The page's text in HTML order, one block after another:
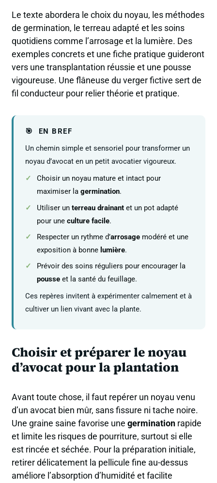
Le texte abordera le choix du noyau, les méthodes
de germination, le terreau adapté et les soins
quotidiens comme l’arrosage et la lumière. Des
exemples concrets et une fiche pratique guideront
vers une transplantation réussie et une pousse
vigoureuse. Une flâneuse du verger fictive sert de
fil conducteur pour relier théorie et pratique.
EN BREF
Un chemin simple et sensoriel pour transformer un
noyau d’avocat en un petit avocatier vigoureux.
Choisir un noyau mature et intact pour
maximiser la germination.
Utiliser un terreau drainant et un pot adapté
pour une culture facile.
Respecter un rythme d’arrosage modéré et une
exposition à bonne lumière.
Prévoir des soins réguliers pour encourager la
pousse et la santé du feuillage.
Ces repères invitent à expérimenter calmement et à
cultiver un lien vivant avec la plante.
Choisir et préparer le noyau
d’avocat pour la plantation
Avant toute chose, il faut repérer un noyau venu
d’un avocat bien mûr, sans fissure ni tache noire.
Une graine saine favorise une germination rapide
et limite les risques de pourriture, surtout si elle
est rincée et séchée. Pour la préparation initiale,
retirer délicatement la pellicule fine au-dessus
améliore l’absorption d’humidité et facilite